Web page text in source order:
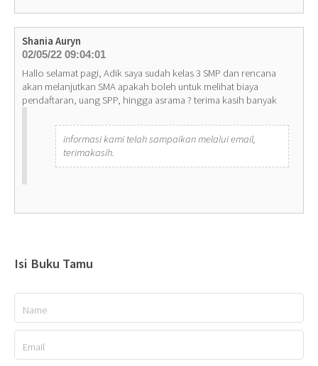
Shania Auryn
02/05/22 09:04:01
Hallo selamat pagi, Adik saya sudah kelas 3 SMP dan rencana
akan melanjutkan SMA apakah boleh untuk melihat biaya
pendaftaran, uang SPP, hingga asrama ? terima kasih banyak
informasi kami telah sampaikan melalui email,
terimakasih.
Isi Buku Tamu